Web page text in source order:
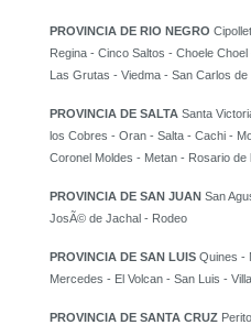
PROVINCIA DE RIO NEGRO
Regina - Cinco Saltos - Choele
Las Grutas - Viedma - San Carlos
PROVINCIA DE SALTA Santa
los Cobres - Oran - Salta - Cachi -
Coronel Moldes - Metan - Rosario de
PROVINCIA DE SAN JUAN San
JosÃ© de Jachal - Rodeo
PROVINCIA DE SAN LUIS Quines -
Mercedes - El Volcan - San Luis -
PROVINCIA DE SANTA CRUZ